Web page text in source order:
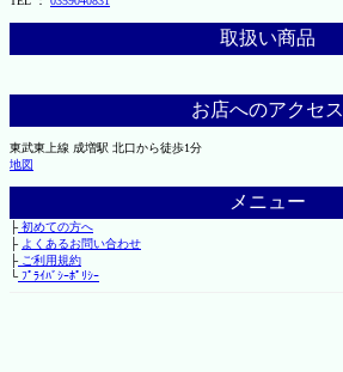
取扱い商品
お店へのアクセス
東武東上線 成増駅 北口から徒歩1分
地図
メニュー
├初めての方へ
├ よくあるお問い合わせ
├ご利用規約
└ﾌﾟﾗｲﾊﾞｼｰﾎﾟﾘｼｰ